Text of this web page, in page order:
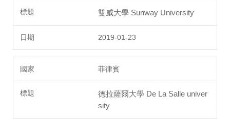
雙威大學 Sunway University
2019-01-23
菲律賓
德拉薩爾大學 De La Salle univer
sity